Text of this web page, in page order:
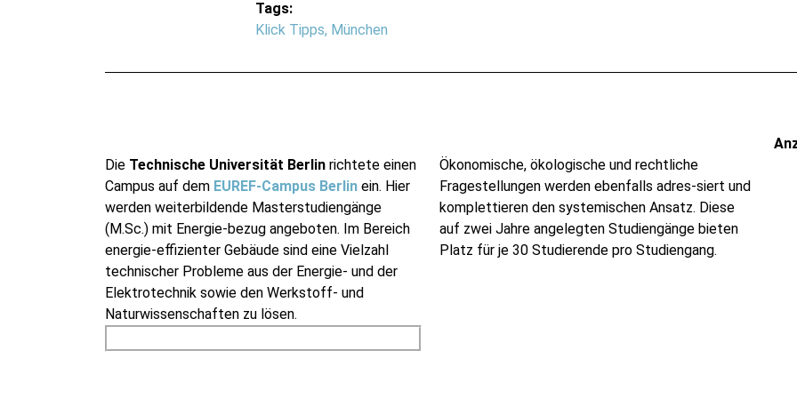
Tags:
Klick Tipps, München
Die Technische Universität Berlinrichtete einen
Campus auf dem EUREF-Campus Berlinein. Hier
werden weiterbildende Masterstudiengänge
(M.Sc.) mit Energie-bezug angeboten. Im Bereich
energie-effizienter Gebäude sind eine Vielzahl
technischer Probleme aus der Energie- und der
Elektrotechnik sowie den Werkstoff- und
Naturwissenschaften zu lösen.
Ökonomische, ökologische und rechtliche
Fragestellungen werden ebenfalls adres-siert und
komplettieren den systemischen Ansatz. Diese
auf zwei Jahre angelegten Studiengänge bieten
Platz für je 30 Studierende pro Studiengang.